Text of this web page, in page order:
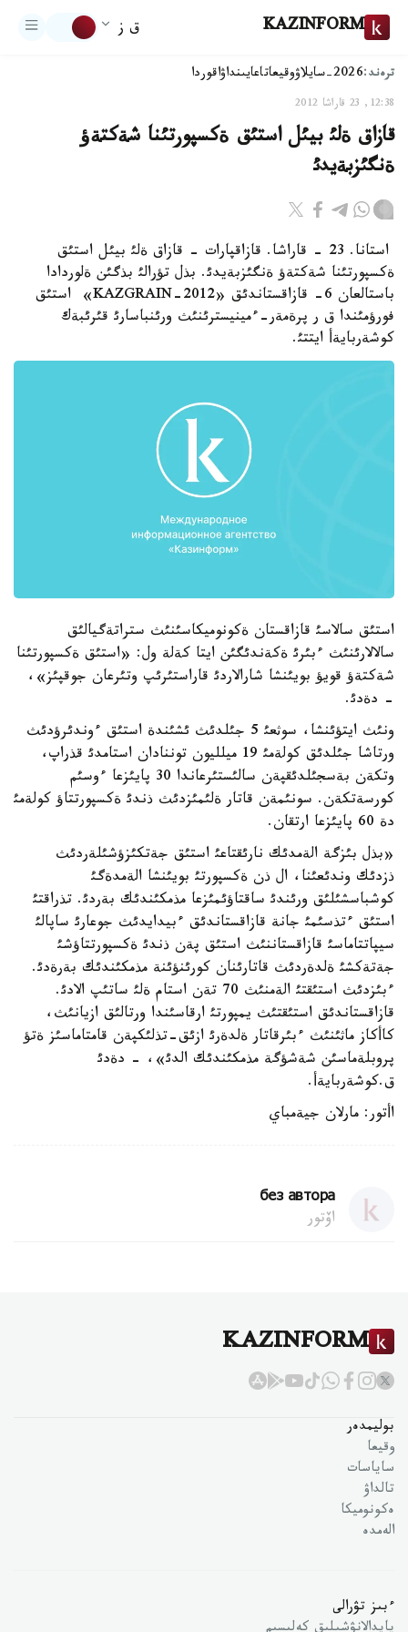
KAZINFORM ق ز
ترەند:2026-سايلاۋ وقيعاتاعايىنداۋاقوردا
12:38, 23 قاراشا 2012
قازاق ةلئ بيئل استئق ةكسپورتئنا شةكتةؤ
ةنگئزبةيدئ
استانا. 23 - قاراشا. قازاقپارات - قازاق ةلئ بيئل استئق
ةكسپورتئنا شةكتةؤ ةنگئزبةيدئ. بذل تؤرالئ بذگئن ةلوردادا
باستالعان 6- قازاقستاندئق «KAZGRAIN-2012» استئق
فورؤمئندا ق ر پرةمةر-ءمينيسترئنئث ورئنباسارئ قئرئبةك
كوشةربايةأ ايتتئ.
استئق سالاسئ قازاقستان ةكونوميكاسئنئث ستراتةگيالئق
سالالارئنئث ءبئرئ ةكةندئگئن ايتا كةلة ول: «استئق ةكسپورتئنا
شةكتةؤ قويؤ بويئنشا شارالاردئ قاراستئرئپ وتئرعان جوقپئز»،
- دةدئ.
ونئث ايتؤئنشا، سوثعئ 5 جئلدئث ئشئندة استئق ءوندئرؤدئث
ورتاشا جئلدئق كولةمئ 19 ميلليون توننادان استامدئ قذراپ،
وتكةن بةسجئلدئقپةن سالئستئرعاندا 30 پايئزعا ءوسئم
كورسةتكةن. سونئمةن قاتار ةلئمئزدئث ذندئ ةكسپورتتاؤ كولةمئ
دة 60 پايئزعا ارتقان.
«بذل بئزگة الةمدئك نارئقتاعئ استئق جةتكئزؤشئلةردئث
ذزدئك وندئعئنا، ال ذن ةكسپورتئ بويئنشا الةمدةگئ
كوشباسشئلئق ورئندئ ساقتاؤئمئزعا مذمكئندئك بةردئ. تذراقتئ
استئق ءتذسئمئ جانة قازاقستاندئق ءبيدايدئث جوعارئ ساپالئ
سيپاتتاماسئ قازاقستاننئث استئق پةن ذندئ ةكسپورتتاؤشئ
جةتةكشئ ةلدةردئث قاتارئنان كورئنؤئنة مذمكئندئك بةرةدئ.
ءبئزدئث استئقتئ الةمنئث 70 تةن استام ةلئ ساتئپ الادئ.
قازاقستاندئق استئقتئث يمپورتئ ارقاسئندا ورتالئق ازيانئث،
كاأكاز ماثئنئث ءبئرقاتار ةلدةرئ ازئق-تذلئكپةن قامتاماسئز ةتؤ
پروبلةماسئن شةشؤگة مذمكئندئك الدئ»، - دةدئ
ق.كوشةربايةأ.
اأتور: مارلان جيةمباي
без автора
اۆتور
KAZINFORM
بوليمدەر
وقيعا
ساياسات
تالداۋ
ەكونوميكا
الەمدە
ءبىز تۋرالى